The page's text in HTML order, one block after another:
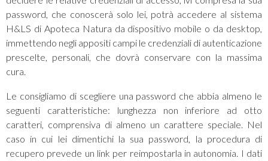
password, che conoscerà solo lei, potrà accedere al sistema
H&LS di Apoteca Natura da dispositivo mobile o da desktop,
immettendo negli appositi campi le credenziali di autenticazione
prescelte, personali, che dovrà conservare con la massima
cura.
Le consigliamo di scegliere una password che abbia almeno le
seguenti caratteristiche: lunghezza non inferiore ad otto
caratteri, comprensiva di almeno un carattere speciale. Nel
caso in cui lei dimentichi la sua password, la procedura di
recupero prevede un link per reimpostarla in autonomia. I dati